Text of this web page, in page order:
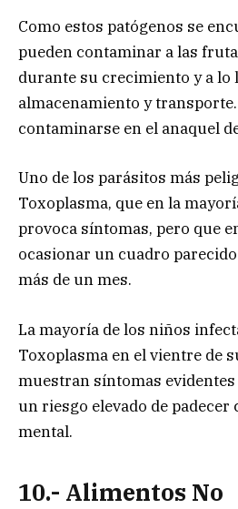
Como estos patógenos se
pueden contaminar a las
durante su crecimiento y a lo
almacenamiento y
contaminarse en el anaquel
Uno de los parásitos más
Toxoplasma, que en la
provoca síntomas, pero que
ocasionar un cuadro
más de un mes.
La mayoría de los niños
Toxoplasma en el vientre de
muestran síntomas
un riesgo elevado de padecer
mental.
10.- Alimentos No